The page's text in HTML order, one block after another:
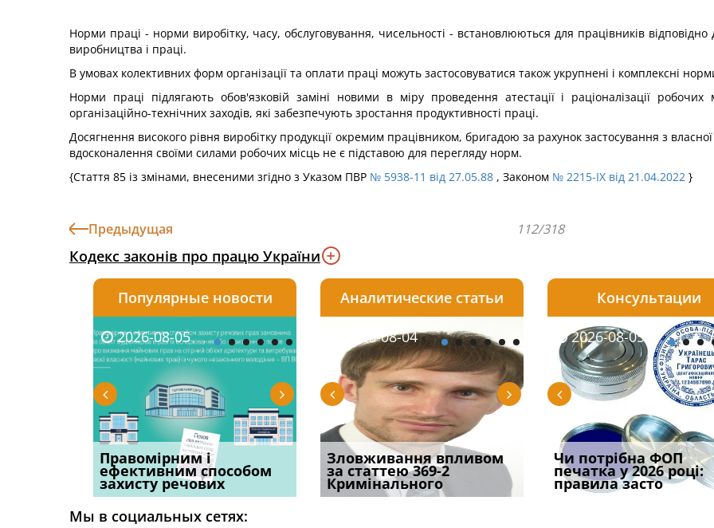
Норми праці - норми виробітку, часу, обслуговування, чисельності - встановлюються для працівників відповідно
виробництва і праці.
В умовах колективних форм організації та оплати праці можуть застосовуватися також укрупнені і комплексні
Норми праці підлягають обов'язковій заміні новими в міру проведення атестації і раціоналізації робочих
організаційно-технічних заходів, які забезпечують зростання продуктивності праці.
Досягнення високого рівня виробітку продукції окремим працівником, бригадою за рахунок застосування з
вдосконалення своїми силами робочих місць не є підставою для перегляду норм.
{Стаття 85 із змінами, внесеними згідно з Указом ПВР № 5938-11 від 27.05.88 , Законом № 2215-IX від 21.04.2022 }
Предыдущая 112/318
Кодекс законів про працю України
Популярные новости
2026-08-05
Правомірним і
ефективним способом
захисту речових
2026-08-05
Суд оштрафував
командира військової
частини за ігн
2026-08-05
Чоловік помер, але
позика залишилася: як
фраза «на
Аналитические статьи
2026-08-03
Водії можуть отримати
компенсацію за
незаконні дії
2026-08-04
Зловживання впливом
за статтею 369-2
Кримінального
2026-08-04
Переоформлення
відстрочки за іншою
підставою: нов
Консультации
2026-07-23
Скорочення під час
воєнного стану: як діяти
робото
2026-08-05
Чи потрібна ФОП
печатка у 2026 році:
правила засто
2026-07-30
При зарахуванні в
покарання днів
тримання пі
Мы в социальных сетях: